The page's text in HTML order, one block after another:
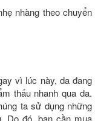
nhàng theo chuyển
vì lúc này, da đang
thấu nhanh qua da.
ta sử dụng những
Do đó, bạn cần mua